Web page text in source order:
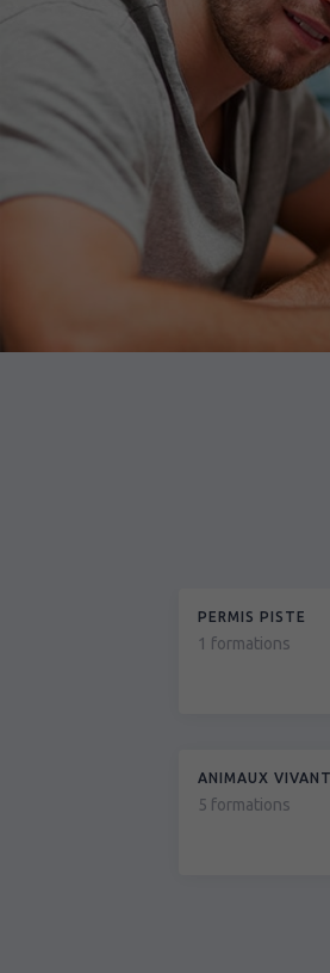
PERMIS PISTE
1 formations
ANIMAUX
5 formations